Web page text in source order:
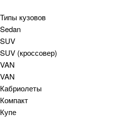
Типы кузовов
Sedan
SUV
SUV (кроссовер)
VAN
VAN
Кабриолеты
Компакт
Купе